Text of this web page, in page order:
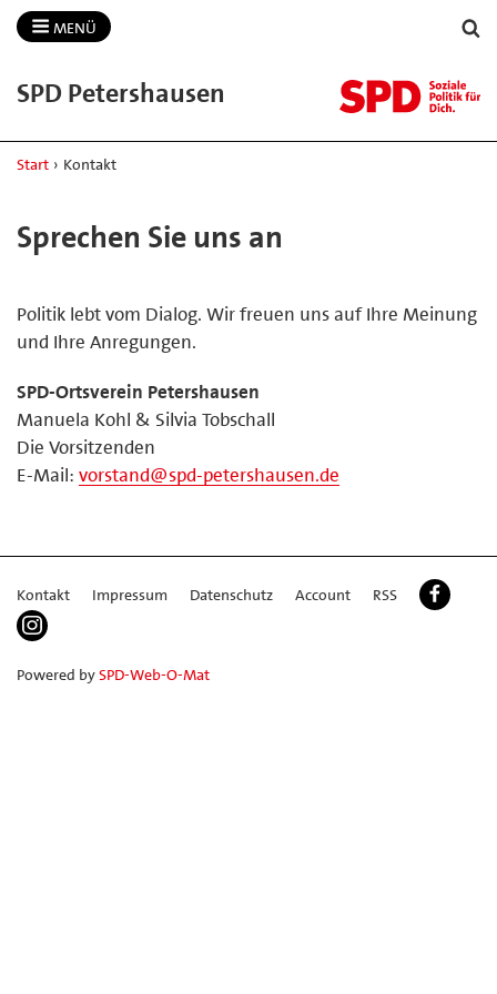
MENÜ
SPD Petershausen
Start › Kontakt
Sprechen Sie uns an
Politik lebt vom Dialog. Wir freuen uns auf Ihre Meinung
und Ihre Anregungen.
SPD-Ortsverein Petershausen
Manuela Kohl & Silvia Tobschall
Die Vorsitzenden
E-Mail: vorstand@spd-petershausen.de
Kontakt Impressum Datenschutz Account RSS
Powered bySPD-Web-O-Mat